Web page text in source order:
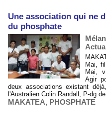
Une association qui ne
du phosphate
Mai,
Mai,
Agir
deux associations existant
l'Australien Colin Randall, P-dg
MAKATEA, PHOSPHATE